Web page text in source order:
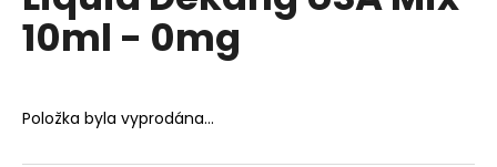
0,0
10ml - 0mg
Položka byla vyprodána…
a
j
t